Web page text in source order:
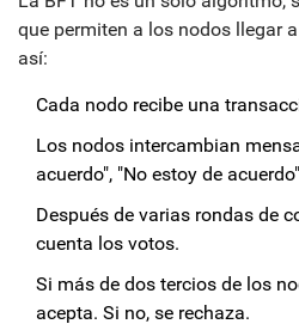
que permiten a los nodos llegar
así:
Cada nodo recibe una
Los nodos intercambian
acuerdo", "No estoy de
Después de varias rondas de
cuenta los votos.
Si más de dos tercios de los
acepta. Si no, se rechaza.